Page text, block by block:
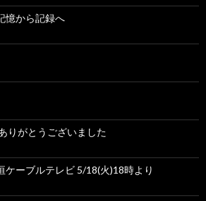
から記録へ
りがとうございました
ケーブルテレビ 5/18(火)18時より